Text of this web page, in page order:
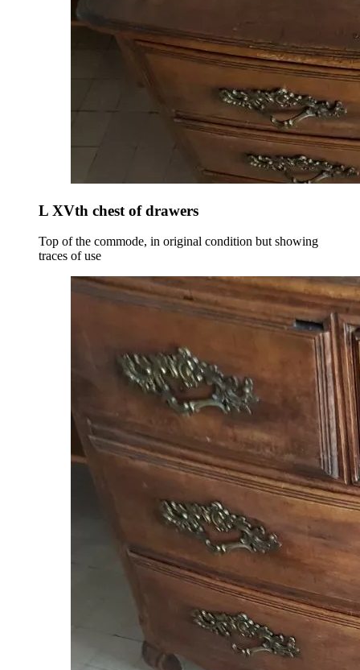
L XVth chest of drawers
Top of the commode, in original condition but showing
traces of use